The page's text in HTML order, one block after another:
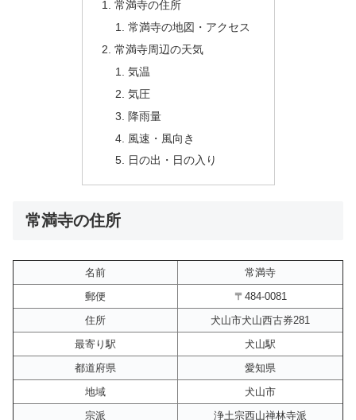
常満寺の住所
常満寺の地図・アクセス
常満寺周辺の天気
気温
気圧
降雨量
風速・風向き
日の出・日の入り
常満寺の住所
名前
常満寺
郵便
〒484-0081
住所
犬山市犬山西古券281
最寄り駅
犬山駅
都道府県
愛知県
地域
犬山市
宗派
浄土宗西山禅林寺派